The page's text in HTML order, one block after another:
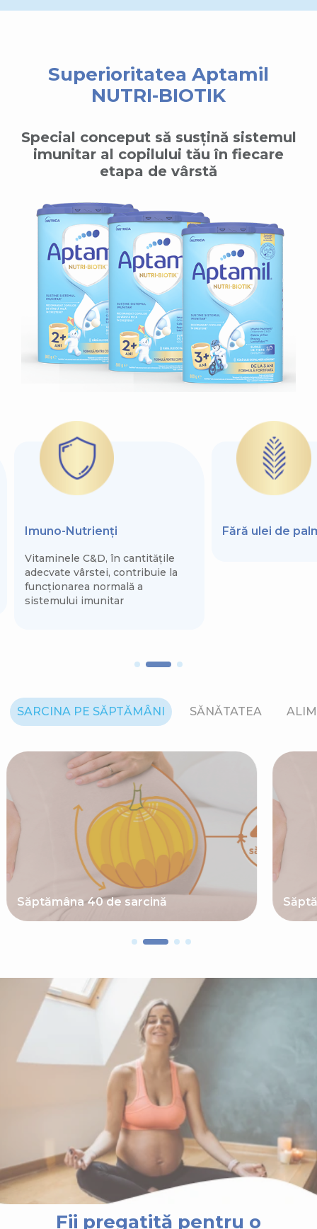
Superioritatea Aptamil
NUTRI-BIOTIK
Special conceput să susțină sistemul
imunitar al copilului tău în fiecare
etapa de vârstă
Imuno-Nutrienți
Vitaminele C&D, în cantitățile
adecvate vârstei, contribuie la
funcționarea normală a
sistemului imunitar
Fără ulei de
SARCINA PE SĂPTĂMÂNI SĂNĂTATEA
Săptămâna 40 de sarcină
Fii pregatită pentru o